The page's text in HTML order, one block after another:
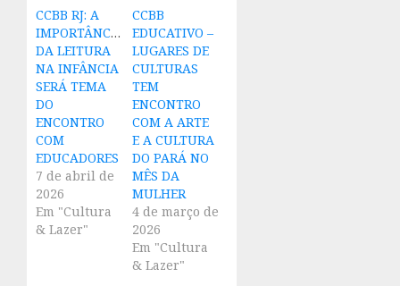
CCBB RJ: A
IMPORTÂNCIA
DA LEITURA
NA INFÂNCIA
SERÁ TEMA
DO
ENCONTRO
COM
EDUCADORES
7 de abril de
2026
Em "Cultura
& Lazer"
CCBB
EDUCATIVO –
LUGARES DE
CULTURAS
TEM
ENCONTRO
COM A ARTE
E A CULTURA
DO PARÁ NO
MÊS DA
MULHER
4 de março de
2026
Em "Cultura
& Lazer"